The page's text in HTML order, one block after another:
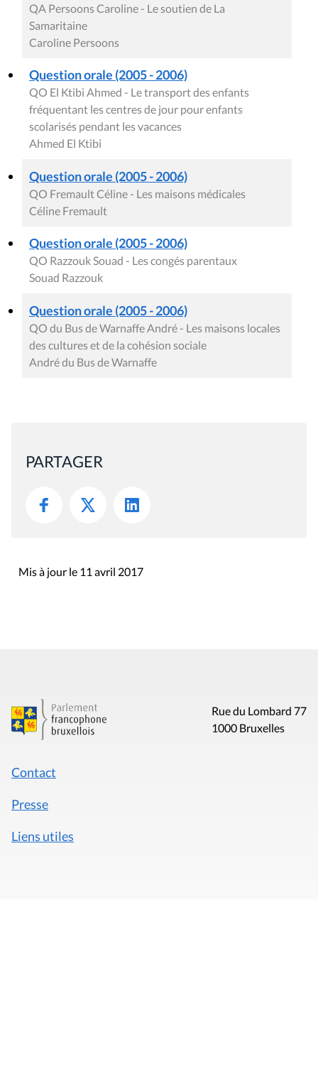
QA Persoons Caroline - Le soutien de La
Samaritaine
Caroline Persoons
Question orale (2005 - 2006)
QO El Ktibi Ahmed - Le transport des enfants
fréquentant les centres de jour pour enfants
scolarisés pendant les vacances
Ahmed El Ktibi
Question orale (2005 - 2006)
QO Fremault Céline - Les maisons médicales
Céline Fremault
Question orale (2005 - 2006)
QO Razzouk Souad - Les congés parentaux
Souad Razzouk
Question orale (2005 - 2006)
QO du Bus de Warnaffe André - Les maisons locales
des cultures et de la cohésion sociale
André du Bus de Warnaffe
PARTAGER
Mis à jour le 11 avril 2017
Rue du Lombard 77
1000 Bruxelles
Contact
Presse
Liens utiles